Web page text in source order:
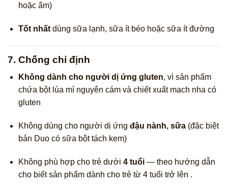
hoặc ấm)
Tốt nhấtdùng sữa lạnh, sữa ít béo hoặc sữa ít đường
7. Chống chỉ định
Không dành cho người dị ứng gluten, vì sản phẩm
chứa bột lúa mì nguyên cám và chiết xuất mạch nha có
gluten
Không dùng cho người dị ứng đậu nành, sữa(đặc biệt
bản Duo có sữa bột tách kem)
Không phù hợp cho trẻ dưới 4 tuổi— theo hướng dẫn
cho biết sản phẩm dành cho trẻ từ 4 tuổi trở lên .